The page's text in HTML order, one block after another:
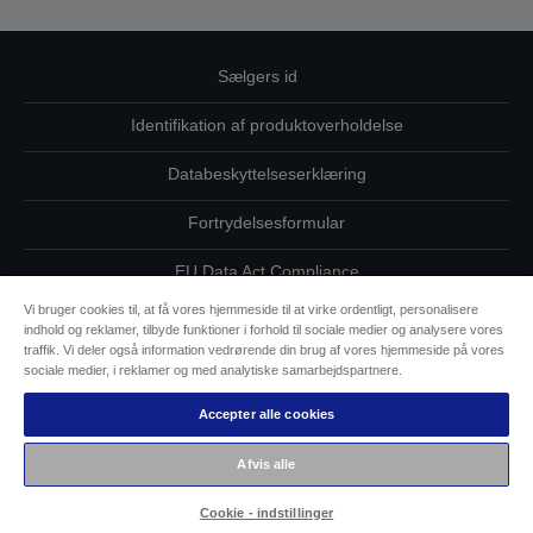
Sælgers id
Identifikation af produktoverholdelse
Databeskyttelseserklæring
Fortrydelsesformular
EU Data Act Compliance
Kontakt os vedrørende dine data
Oplysninger om cookies
Epsons forpligtelse til tilgængelighed
Copyright © 2026 Seiko Epson
Vi bruger cookies til, at få vores hjemmeside til at virke ordentligt, personalisere
indhold og reklamer, tilbyde funktioner i forhold til sociale medier og analysere vores
traffik. Vi deler også information vedrørende din brug af vores hjemmeside på vores
sociale medier, i reklamer og med analytiske samarbejdspartnere.
Accepter alle cookies
Afvis alle
Cookie - indstillinger